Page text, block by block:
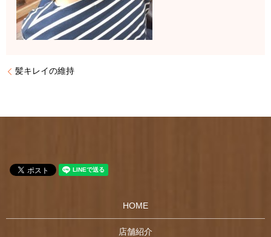
髪キレイの維持
HOME
店舗紹介